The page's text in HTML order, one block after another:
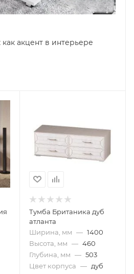
акцент в интерьере
Тумба Британика дуб
атланта
Ширина, мм — 1400
Высота, мм — 460
Глубина, мм — 503
Цвет корпуса — дуб